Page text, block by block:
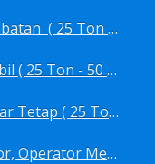
Sertifikasi Operator Kran Jembatan ( 25 Ton - 50 Ton - > 50 ) BNSP
Sertifikasi Operator Kran Mobil ( 25 Ton - 50 Ton - > 50 ) BNSP
Sertifikasi Operator Kran Putar Tetap ( 25 Ton - 50 Ton - > 50 ) BNSP
Sertifikasi Operator Lantai Bor, Operator Menara Bor, Juru Bor, Ahli Pengendali Pengeboran BNSP